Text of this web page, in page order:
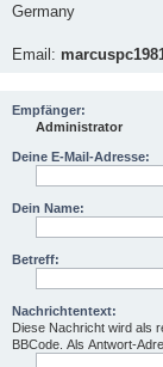
Germany
Email:
Empfänger:
Administrator
Deine E-Mail-Adresse:
Dein Name:
Betreff:
Nachrichtentext:
Diese Nachricht wird als
BBCode. Als Antwort-